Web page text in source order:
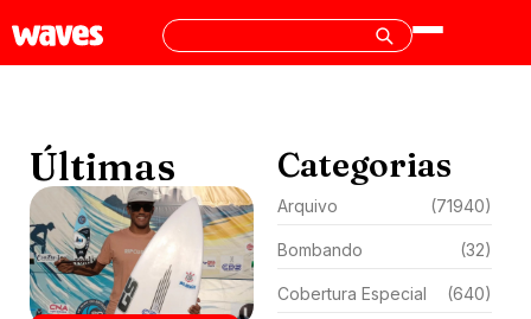
Últimas Categorias
Arquivo (71940)
Bombando (32)
Cobertura Especial (640)